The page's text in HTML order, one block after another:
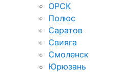
ОРСК
Полюс
Саратов
Свияга
Смоленск
Юрюзань